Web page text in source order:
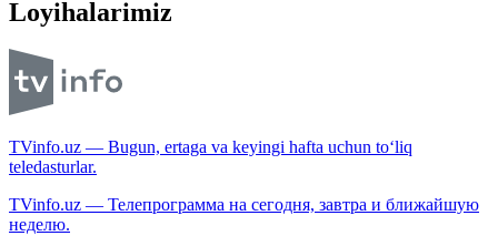
Loyihalarimiz
TVinfo.uz — Bugun, ertaga va keyingi hafta uchun to‘liq
teledasturlar.
TVinfo.uz — Телепрограмма на сегодня, завтра и ближайшую
неделю.